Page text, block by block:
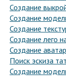
Создание
Создание
Создание
Создание лего
Создание
Поиск эскиза
Создание